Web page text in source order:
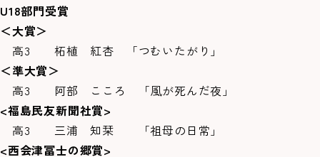
U18部門受賞
＜大賞＞
高3 柘植 紅杏 「つむいたがり」
＜準大賞＞
高3 阿部 こころ 「風が死んだ夜」
<福島民友新聞社賞>
高3 三浦 知栞 「祖母の日常」
<西会津冨士の郷賞>